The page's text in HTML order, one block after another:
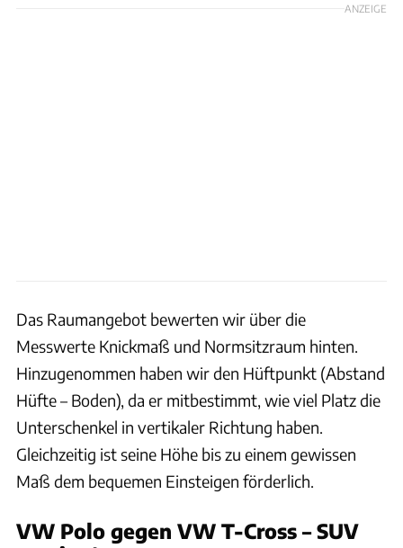
ANZEIGE
Das Raumangebot bewerten wir über die
Messwerte Knickmaß und Normsitzraum hinten.
Hinzugenommen haben wir den Hüftpunkt (Abstand
Hüfte – Boden), da er mitbestimmt, wie viel Platz die
Unterschenkel in vertikaler Richtung haben.
Gleichzeitig ist seine Höhe bis zu einem gewissen
Maß dem bequemen Einsteigen förderlich.
VW Polo gegen VW T-Cross – SUV